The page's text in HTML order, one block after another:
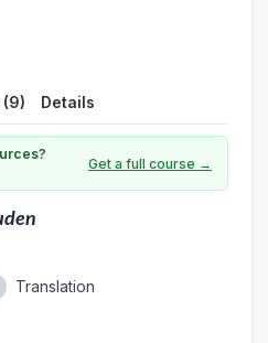
(9) Details
Get a full course →
Translation